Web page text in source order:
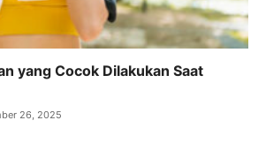
yang Cocok Dilakukan Saat
26, 2025